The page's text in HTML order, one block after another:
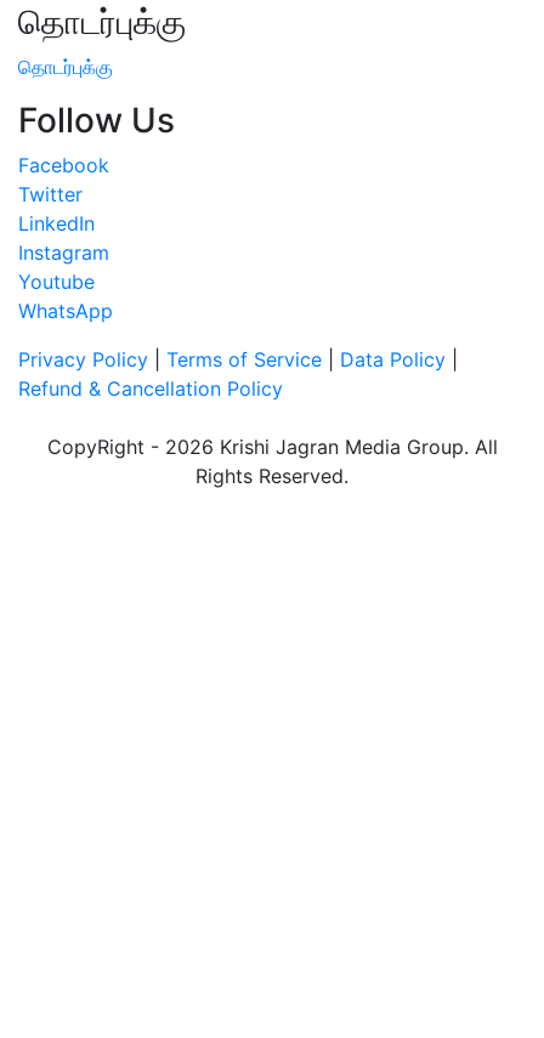
தொடர்புக்கு
தொடர்புக்கு
Follow Us
Facebook
Twitter
LinkedIn
Instagram
Youtube
WhatsApp
Privacy Policy
Terms of Service Data Policy
Refund & Cancellation Policy
CopyRight - 2026 Krishi Jagran Media Group. All
Rights Reserved.